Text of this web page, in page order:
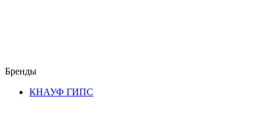
Бренды
КНАУФ ГИПС